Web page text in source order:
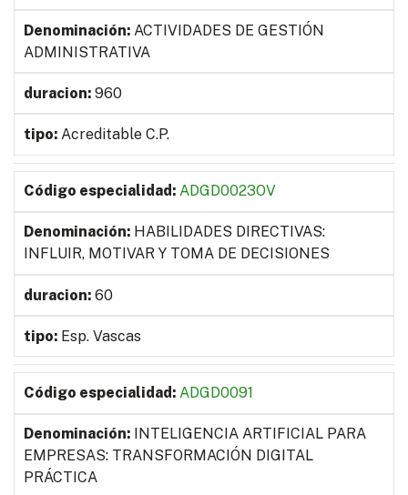
ACTIVIDADES DE GESTIÓN
ADMINISTRATIVA
960
Acreditable C.P.
ADGD0023OV
HABILIDADES DIRECTIVAS:
INFLUIR, MOTIVAR Y TOMA DE DECISIONES
60
Esp. Vascas
ADGD0091
INTELIGENCIA ARTIFICIAL PARA
EMPRESAS: TRANSFORMACIÓN DIGITAL
PRÁCTICA